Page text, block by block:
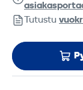
Tutustu